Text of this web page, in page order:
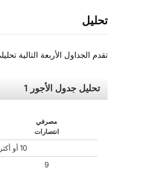
تحليل
تقدم الجداول الأربعة التالية
تحليل جدول الأجور 1
مصرفي
انتصارات
10 أو أكثر
9